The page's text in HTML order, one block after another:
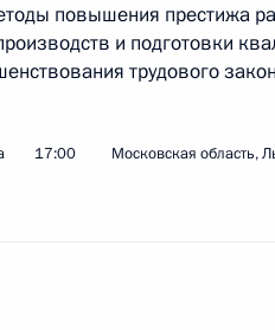
и обращения
повышения престижа
и подготовки
трудового
17:00 Московская область,